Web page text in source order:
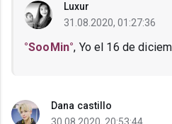
Luxur
31.08.2020, 01:27:36
°SooMin°, Yo el 16 de
Dana castillo